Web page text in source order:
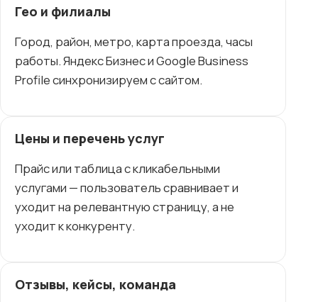
Гео и филиалы
Город, район, метро, карта проезда, часы
работы. Яндекс Бизнес и Google Business
Profile синхронизируем с сайтом.
Цены и перечень услуг
Прайс или таблица с кликабельными
услугами — пользователь сравнивает и
уходит на релевантную страницу, а не
уходит к конкуренту.
Отзывы, кейсы, команда